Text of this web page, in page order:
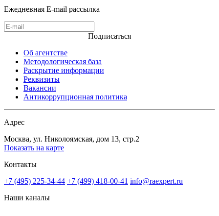
Ежедневная E-mail рассылка
Подписаться
Об агентстве
Методологическая база
Раскрытие информации
Реквизиты
Вакансии
Антикоррупционная политика
Адрес
Москва, ул. Николоямская, дом 13, стр.2
Показать на карте
Контакты
+7 (495) 225-34-44 +7 (499) 418-00-41 info@raexpert.ru
Наши каналы